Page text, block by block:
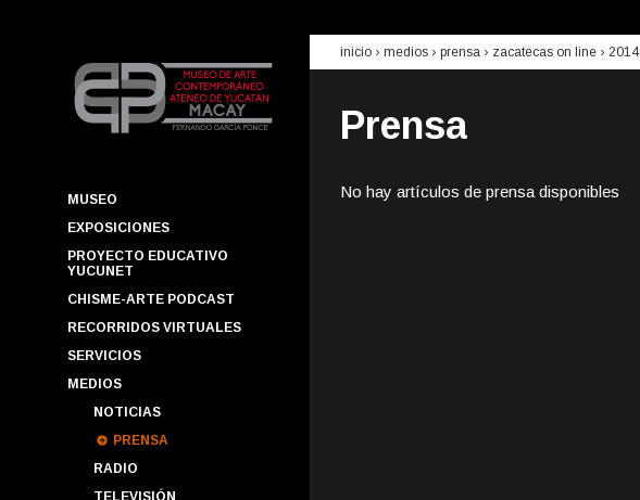
MUSEO
EXPOSICIONES
PROYECTO EDUCATIVO
YUCUNET
CHISME-ARTE PODCAST
RECORRIDOS VIRTUALES
SERVICIOS
MEDIOS
NOTICIAS
PRENSA
RADIO
TELEVISIÓN
inicio › medios › prensa › zacatecas on line › 2014
Prensa
No hay artículos de prensa disponibles